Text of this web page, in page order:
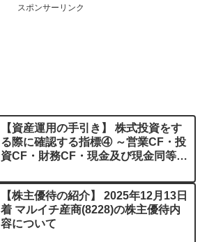
スポンサーリンク
【資産運用の手引き】 株式投資をす
る際に確認する指標④ ～営業CF・投
資CF・財務CF・現金及び現金同等物
【株主優待の紹介】 2025年12月13日
着 マルイチ産商(8228)の株主優待内
容について